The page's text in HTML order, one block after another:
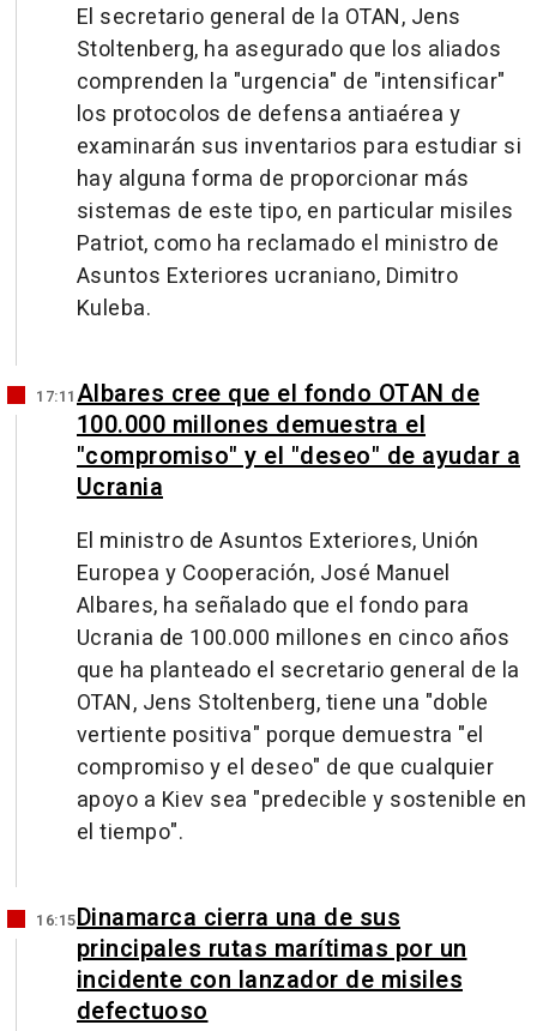
El secretario general de la OTAN, Jens
Stoltenberg, ha asegurado que los aliados
comprenden la "urgencia" de "intensificar"
los protocolos de defensa antiaérea y
examinarán sus inventarios para estudiar si
hay alguna forma de proporcionar más
sistemas de este tipo, en particular misiles
Patriot, como ha reclamado el ministro de
Asuntos Exteriores ucraniano, Dimitro
Kuleba.
17:11Albares cree que el fondo OTAN de
100.000 millones demuestra el
"compromiso" y el "deseo" de ayudar a
Ucrania
El ministro de Asuntos Exteriores, Unión
Europea y Cooperación, José Manuel
Albares, ha señalado que el fondo para
Ucrania de 100.000 millones en cinco años
que ha planteado el secretario general de la
OTAN, Jens Stoltenberg, tiene una "doble
vertiente positiva" porque demuestra "el
compromiso y el deseo" de que cualquier
apoyo a Kiev sea "predecible y sostenible en
el tiempo".
16:15Dinamarca cierra una de sus
principales rutas marítimas por un
incidente con lanzador de misiles
defectuoso